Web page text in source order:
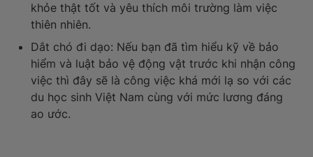
khỏe thật tốt và yêu thích môi trường làm việc
thiên nhiên.
Dắt chó đi dạo: Nếu bạn đã tìm hiểu kỹ về bảo
hiểm và luật bảo vệ động vật trước khi nhận công
việc thì đây sẽ là công việc khá mới lạ so với các
du học sinh Việt Nam cùng với mức lương đáng
ao ước.